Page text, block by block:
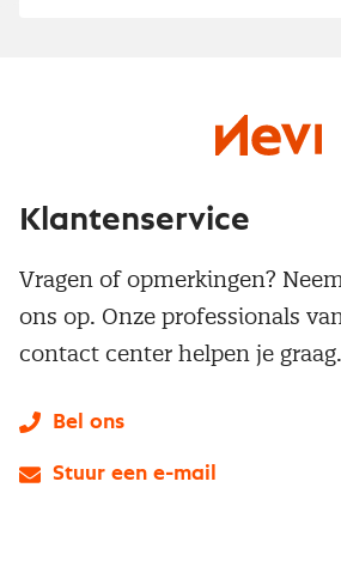
Klantenservice
Vragen of opmerkingen?
ons op. Onze professionals
contact center helpen je graag.
Bel ons
Stuur een e-mail